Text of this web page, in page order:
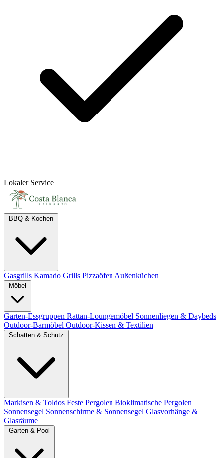
Lokaler Service
Gasgrills Kamado Grills Pizzaöfen Außenküchen
Garten-Essgruppen Rattan-Loungemöbel Sonnenliegen & Daybeds
Outdoor-Barmöbel Outdoor-Kissen & Textilien
Markisen & Toldos Feste Pergolen Bioklimatische Pergolen
Sonnensegel Sonnenschirme & Sonnensegel Glasvorhänge &
Glasräume